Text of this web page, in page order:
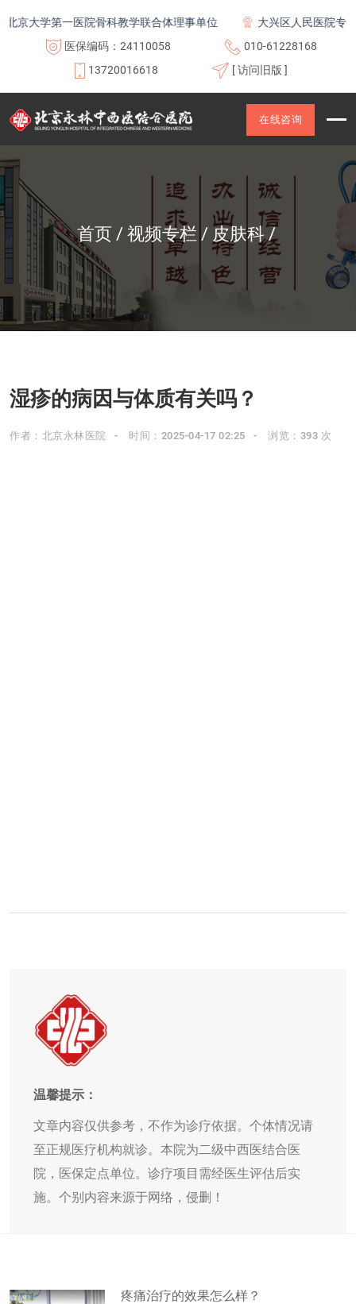
京大学第一医院骨科教学联合体理事单位
大兴区人民医院专科
医保编码：24110058
010-61228168
13720016618
[ 访问旧版 ]
在线咨询
首页 视频专栏 皮肤科
湿疹的病因与体质有关吗？
作者：北京永林医院 时间：2025-04-17 02:25 浏览：393 次
温馨提示：
文章内容仅供参考，不作为诊疗依据。个体情况请
至正规医疗机构就诊。本院为二级中西医结合医
院，医保定点单位。诊疗项目需经医生评估后实
施。个别内容来源于网络，侵删！
疼痛治疗的效果怎么样？